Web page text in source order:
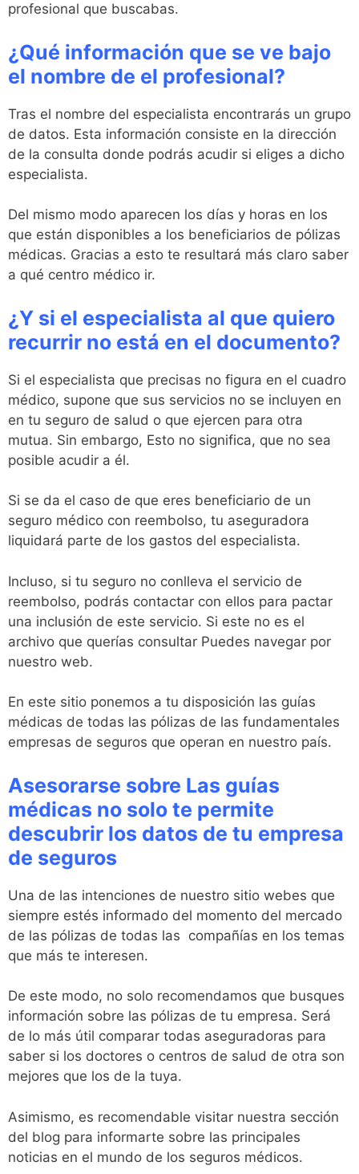
profesional que buscabas.
¿Qué información que se ve bajo
el nombre de el profesional?
Tras el nombre del especialista encontrarás un grupo
de datos. Esta información consiste en la dirección
de la consulta donde podrás acudir si eliges a dicho
especialista.
Del mismo modo aparecen los días y horas en los
que están disponibles a los beneficiarios de pólizas
médicas. Gracias a esto te resultará más claro saber
a qué centro médico ir.
¿Y si el especialista al que quiero
recurrir no está en el documento?
Si el especialista que precisas no figura en el cuadro
médico, supone que sus servicios no se incluyen en
en tu seguro de salud o que ejercen para otra
mutua. Sin embargo, Esto no significa, que no sea
posible acudir a él.
Si se da el caso de que eres beneficiario de un
seguro médico con reembolso, tu aseguradora
liquidará parte de los gastos del especialista.
Incluso, si tu seguro no conlleva el servicio de
reembolso, podrás contactar con ellos para pactar
una inclusión de este servicio. Si este no es el
archivo que querías consultar Puedes navegar por
nuestro web.
En este sitio ponemos a tu disposición las guías
médicas de todas las pólizas de las fundamentales
empresas de seguros que operan en nuestro país.
Asesorarse sobre Las guías
médicas no solo te permite
descubrir los datos de tu empresa
de seguros
Una de las intenciones de nuestro sitio webes que
siempre estés informado del momento del mercado
de las pólizas de todas las compañías en los temas
que más te interesen.
De este modo, no solo recomendamos que busques
información sobre las pólizas de tu empresa. Será
de lo más útil comparar todas aseguradoras para
saber si los doctores o centros de salud de otra son
mejores que los de la tuya.
Asimismo, es recomendable visitar nuestra sección
del blog para informarte sobre las principales
noticias en el mundo de los seguros médicos.